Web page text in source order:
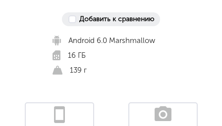
Добавить к сравнению
Android 6.0 Marshmallow
16 ГБ
139 г